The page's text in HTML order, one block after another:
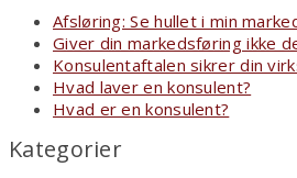
Afsløring: Se hullet i min
Giver din markedsføring ikke
Konsulentaftalen sikrer din
Hvad laver en konsulent?
Hvad er en konsulent?
Kategorier